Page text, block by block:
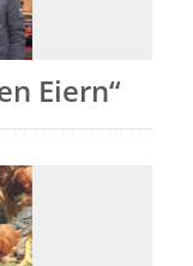
Eiern“